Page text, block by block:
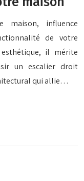
maison, influence
de votre
il mérite
un escalier droit
qui allie…